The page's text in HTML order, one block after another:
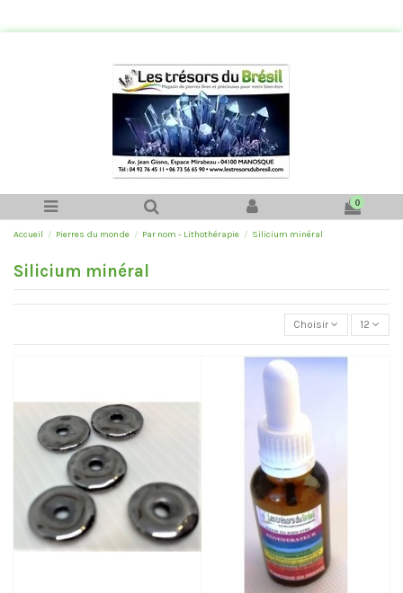
0
Accueil Pierres du monde Par nom - Lithothérapie Silicium minéral
Silicium minéral
Choisir 12